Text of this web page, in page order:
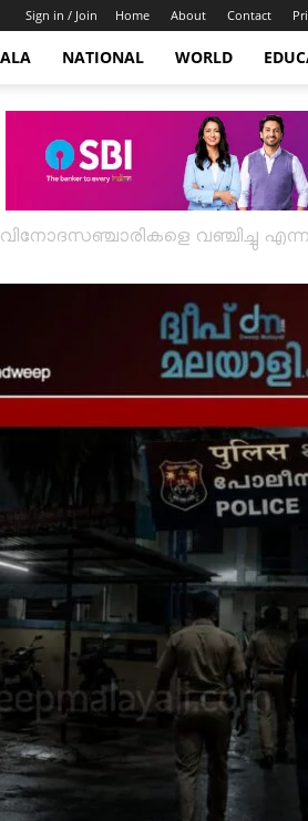
Sign in / Join Home About Contact
NATIONAL WORLD
വിനോദസഞ്ചാരികളെ വഞ്ചിച്ചു